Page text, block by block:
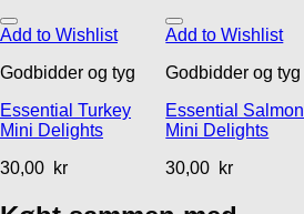
Add to Wishlist
Godbidder og tyg
Essential Turkey
Mini Delights
30,00 kr
Add to Wishlist
Godbidder og tyg
Essential Salmon
Mini Delights
30,00 kr